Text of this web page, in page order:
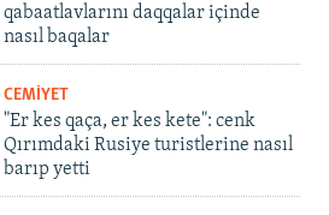
qabaatlavlarını daqqalar içinde
nasıl baqalar
CEMİYET
"Er kes qaça, er kes kete": cenk
Qırımdaki Rusiye turistlerine nasıl
barıp yetti